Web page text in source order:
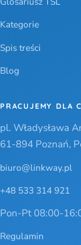
Kategorie
Spis treści
Blog
PRACUJEMY DLA
pl. Władysława
61-894 Poznań,
biuro@linkway.pl
+48 533 314 921
Pon-Pt 08:00-
Regulamin